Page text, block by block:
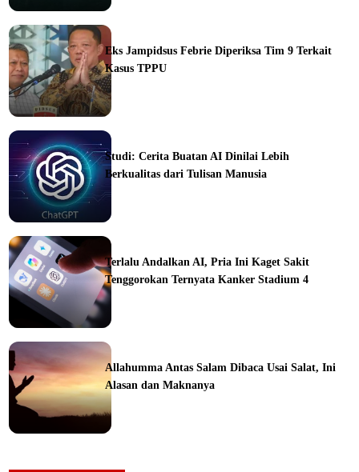
Eks Jampidsus Febrie Diperiksa Tim 9 Terkait
Kasus TPPU
Studi: Cerita Buatan AI Dinilai Lebih
Berkualitas dari Tulisan Manusia
Terlalu Andalkan AI, Pria Ini Kaget Sakit
Tenggorokan Ternyata Kanker Stadium 4
Allahumma Antas Salam Dibaca Usai Salat, Ini
Alasan dan Maknanya